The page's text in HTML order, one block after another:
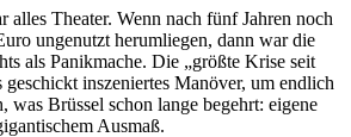
alles Theater. Wenn nach fünf Jahren noch
ungenutzt herumliegen, dann war die
als Panikmache. Die „größte Krise seit
inszeniertes Manöver, um endlich
was Brüssel schon lange begehrt: eigene
Ausmaß.